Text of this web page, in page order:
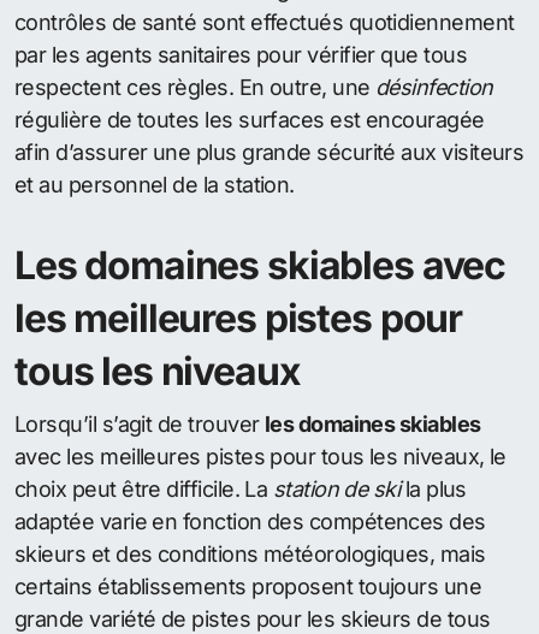
contrôles de santé sont effectués quotidiennement
par les agents sanitaires pour vérifier que tous
respectent ces règles. En outre, une désinfection
régulière de toutes les surfaces est encouragée
afin d’assurer une plus grande sécurité aux visiteurs
et au personnel de la station.
Les domaines skiables avec
les meilleures pistes pour
tous les niveaux
Lorsqu’il s’agit de trouver les domaines skiables
avec les meilleures pistes pour tous les niveaux, le
choix peut être difficile. La station de skila plus
adaptée varie en fonction des compétences des
skieurs et des conditions météorologiques, mais
certains établissements proposent toujours une
grande variété de pistes pour les skieurs de tous